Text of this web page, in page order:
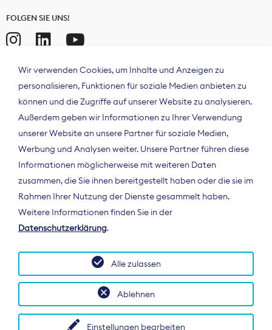
FOLGEN SIE UNS!
Der Bundesverband Digitalpublisher und
Zeitungsverleger (BDZV) vertritt als
Spitzenorganisation die Interessen der
Deutschland und auf EU-Ebene.
Wir verwenden Cookies, um Inhalte und Anzeigen zu
personalisieren, Funktionen für soziale Medien anbieten zu
können und die Zugriffe auf unserer Website zu analysieren.
Außerdem geben wir Informationen zu Ihrer Verwendung
unserer Website an unsere Partner für soziale Medien,
Werbung und Analysen weiter. Unsere Partner führen diese
Informationen möglicherweise mit weiteren Daten
zusammen, die Sie ihnen bereitgestellt haben oder die sie im
Rahmen Ihrer Nutzung der Dienste gesammelt haben.
Weitere Informationen finden Sie in der
Datenschutzerklärung.
Einstellungen bearbeiten
Ablehnen
Alle zulassen